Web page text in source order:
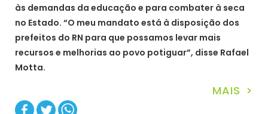
às demandas da educação e para combater à seca
no Estado. “O meu mandato está à disposição dos
prefeitos do RN para que possamos levar mais
recursos e melhorias ao povo potiguar”, disse Rafael
Motta.
MAIS >